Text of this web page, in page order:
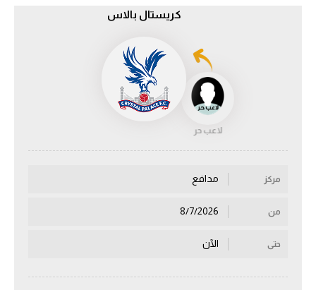
دوري أبطال إفريقيا
أقسام
الكرة الإفريقية
منتخب مصر
كريستال بالاس
لاعب حر
مركز مدافع
من
حتى الآن